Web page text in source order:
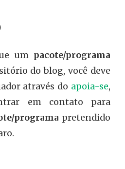
um pacote/programa
do blog, você deve
através do apoia-se,
em contato para
programa pretendido